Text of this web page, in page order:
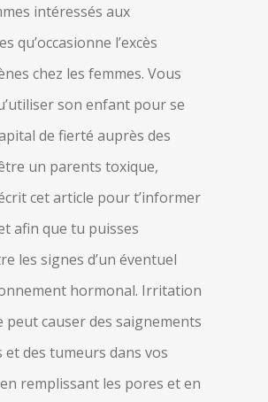
intéressés aux
qu’occasionne l’excès
chez les femmes. Vous
son enfant pour se
de fierté auprès des
un parents toxique,
cet article pour t’informer
afin que tu puisses
les signes d’un éventuel
hormonal. Irritation
peut causer des saignements
et des tumeurs dans vos
remplissant les pores et en